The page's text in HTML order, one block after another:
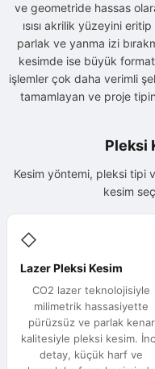
ve geometride hassas
ısısı akrilik yüzeyini
parlak ve yanma izi
kesimde ise büyük
işlemler çok daha verimli
tamamlayan ve proje
Pleksi
Kesim yöntemi, pleksi tipi
kesim
◇
Lazer Pleksi Kesim
CO2 lazer teknolojisiyle
milimetrik hassasiyette
pürüzsüz ve parlak kenar
kalitesiyle pleksi kesim.
detay, küçük harf ve